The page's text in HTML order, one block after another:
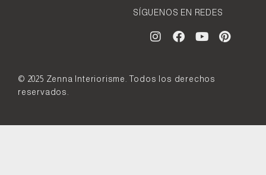
SÍGUENOS EN REDES
© 2025 Zenna Interiorisme. Todos los derechos
reservados.